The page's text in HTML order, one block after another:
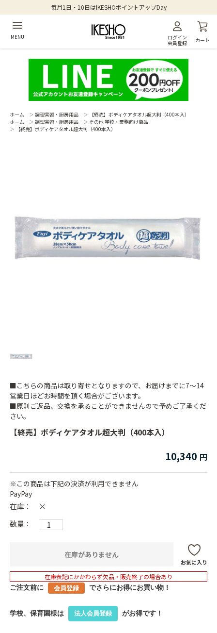
毎月1日・10日はIKESHOポイントアップDay
MENU
ログイン
会員登録
カート
ホーム ＞ 調理実習・厨房用品 ＞
【終売】ボディケアタオル超大判（400本入）
ホーム
＞ 調理実習・厨房用品 ＞ その他 学校・業務向け商品
＞
【終売】ボディケアタオル超大判（400本入）
【終売】ボディケアタオル超大判（400本入）
10,340
※この商品は下記の決済が利用できません
PayPay
在庫：
×
数量：
お気に入り
在庫がありません
在庫表記にかかわらず欠品・販売終了の場合あり
ご注文前に 会員登録 でさらにお得にお買い物！
学校、保育園様は 法人会員登録 がお得です！
■こちらの商品は取り寄せとなりますので、お届けまでに7～14
営業日ほどお時間を頂く場合がございます。
■原則ご返品、交換を承ることができませんので予めご了承くだ
さい。